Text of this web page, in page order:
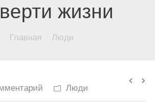
Хроника
Юмор
жизни
Главная Люди
Люди